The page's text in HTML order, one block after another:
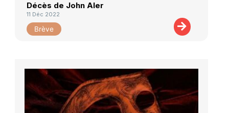
Décès de John Aler
11 Déc 2022
Brève